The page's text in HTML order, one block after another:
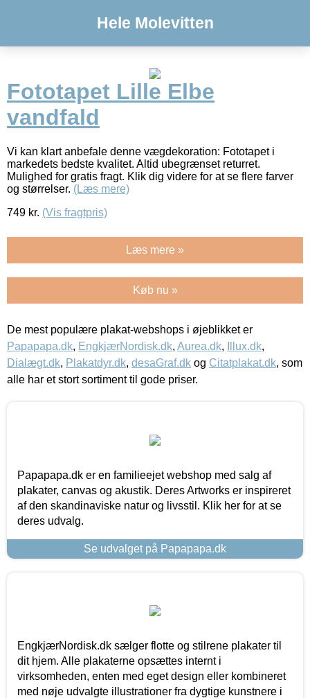
Hele Molevitten
Fototapet Lille Elbe
vandfald
Vi kan klart anbefale denne vægdekoration: Fototapet i
markedets bedste kvalitet. Altid ubegrænset returret.
Mulighed for gratis fragt. Klik dig videre for at se flere farver
og størrelser. (Læs mere)
749 kr. (Vis fragtpris)
Læs mere »
Køb nu »
De mest populære plakat-webshops i øjeblikket er
Papapapa.dk, EngkjærNordisk.dk, Aurea.dk, Illux.dk,
Dialægt.dk, Plakatdyr.dk, desaGraf.dk og Citatplakat.dk, som
alle har et stort sortiment til gode priser.
Papapapa.dk er en familieejet webshop med salg af
plakater, canvas og akustik. Deres Artworks er inspireret
af den skandinaviske natur og livsstil. Klik her for at se
deres udvalg.
Se udvalget på Papapapa.dk
EngkjærNordisk.dk sælger flotte og stilrene plakater til
dit hjem. Alle plakaterne opsættes internt i
virksomheden, enten med eget design eller kombineret
med nøje udvalgte illustrationer fra dygtige kunstnere i